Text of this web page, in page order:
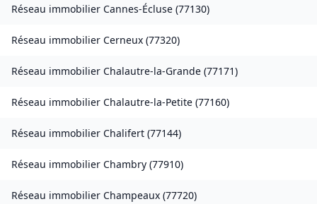
Réseau immobilier Cannes-Écluse (77130)
Réseau immobilier Cerneux (77320)
Réseau immobilier Chalautre-la-Grande (77171)
Réseau immobilier Chalautre-la-Petite (77160)
Réseau immobilier Chalifert (77144)
Réseau immobilier Chambry (77910)
Réseau immobilier Champeaux (77720)